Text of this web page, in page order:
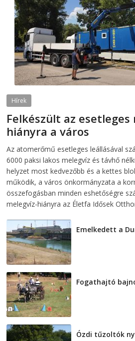
Hírek
Felkészült az esetleges
hiányra a város
Az atomerőmű esetleges leállásával
6000 paksi lakos melegvíz és távhő
helyzet most kedvezőbb és a kettes
működik, a város önkormányzata a
összefogásban minden eshetőségre
melegvíz-hiányra az Életfa Idősek
Emelkedett a
Fogathajtó
Ózdi tűzoltók